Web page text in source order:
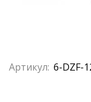
Артикул: 6-DZF-